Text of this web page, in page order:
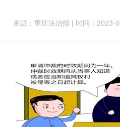
来源：重庆法治报 | 时间：2023-